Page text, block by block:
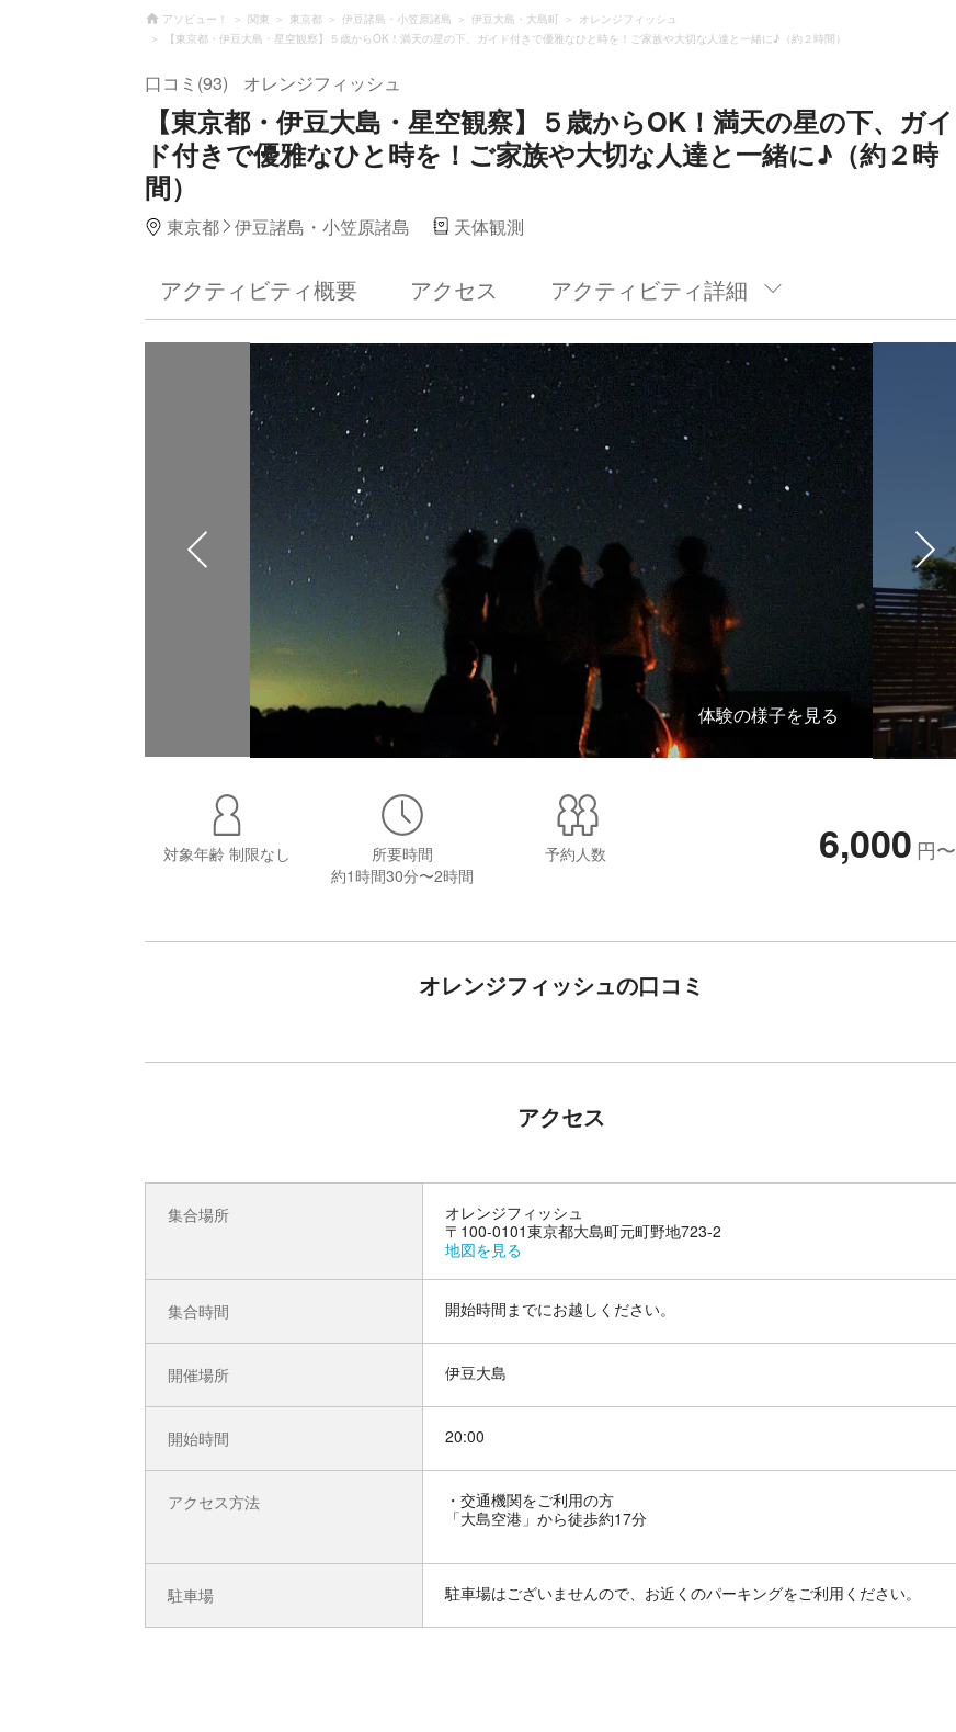
アソビュー！ 関東 東京都 伊豆諸島・小笠原諸島 伊豆大島・大島町
オレンジフィッシュ
【東京都・伊豆大島・星空観察】５歳からOK！満天の星の下、ガイド付きで優雅なひと時を！ご家族や大切な人達と一緒に♪（約２時間）
口コミ(93) オレンジフィッシュ
【東京都・伊豆大島・星空観察】５歳からOK！満天の星の下、ガイ
ド付きで優雅なひと時を！ご家族や大切な人達と一緒に♪（約２時
間）
東京都 伊豆諸島・小笠原諸島 天体観測
アクティビティ概要 アクセス アクティビティ詳細
体験の様子を見る
対象年齢 制限なし
所要時間
約1時間30分〜2時間
予約人数 6,000 円〜
オレンジフィッシュの口コミ
アクセス
集合場所
オレンジフィッシュ
〒100-0101東京都大島町元町野地723-2
地図を見る
集合時間 開始時間までにお越しください。
開催場所 伊豆大島
開始時間 20:00
アクセス方法
交通機関をご利用の方
「大島空港」から徒歩約17分
駐車場 駐車場はございませんので、お近くのパーキングをご利用ください。